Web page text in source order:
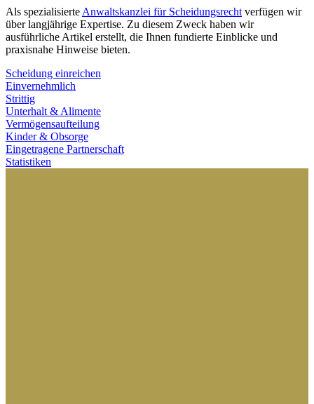
Als spezialisierte Anwaltskanzlei für Scheidungsrecht verfügen wir
über langjährige Expertise. Zu diesem Zweck haben wir
ausführliche Artikel erstellt, die Ihnen fundierte Einblicke und
praxisnahe Hinweise bieten.
Scheidung einreichen
Einvernehmlich
Strittig
Unterhalt & Alimente
Vermögensaufteilung
Kinder & Obsorge
Eingetragene Partnerschaft
Statistiken